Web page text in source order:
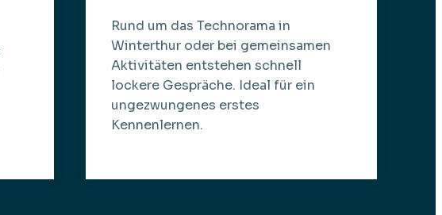
Rund um das Technorama in
Winterthur oder bei gemeinsamen
Aktivitäten entstehen schnell
lockere Gespräche. Ideal für ein
ungezwungenes erstes
Kennenlernen.